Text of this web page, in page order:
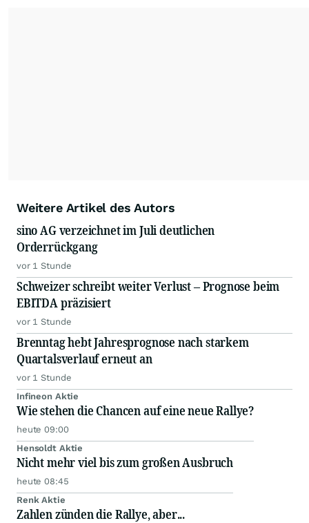
Weitere Artikel des Autors
sino AG verzeichnet im Juli deutlichen
Orderrückgang
vor 1 Stunde
Schweizer schreibt weiter Verlust – Prognose beim
EBITDA präzisiert
vor 1 Stunde
Brenntag hebt Jahresprognose nach starkem
Quartalsverlauf erneut an
vor 1 Stunde
Infineon Aktie
Wie stehen die Chancen auf eine neue Rallye?
heute 09:00
Hensoldt Aktie
Nicht mehr viel bis zum großen Ausbruch
heute 08:45
Renk Aktie
Zahlen zünden die Rallye, aber...